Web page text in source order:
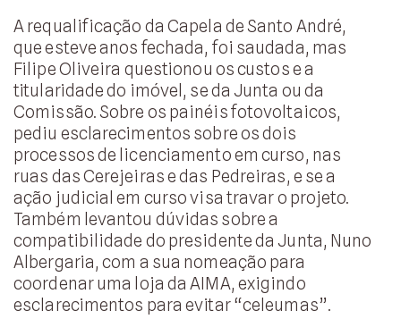
A requalificação da Capela de Santo André,
que esteve anos fechada, foi saudada, mas
Filipe Oliveira questionou os custos e a
titularidade do imóvel, se da Junta ou da
Comissão. Sobre os painéis fotovoltaicos,
pediu esclarecimentos sobre os dois
processos de licenciamento em curso, nas
ruas das Cerejeiras e das Pedreiras, e se a
ação judicial em curso visa travar o projeto.
Também levantou dúvidas sobre a
compatibilidade do presidente da Junta, Nuno
Albergaria, com a sua nomeação para
coordenar uma loja da AIMA, exigindo
esclarecimentos para evitar “celeumas”.